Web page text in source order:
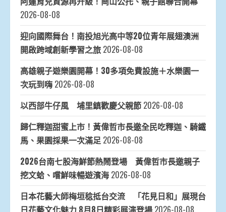
2026-08-08
迎向國際舞台！南投旭光高中等20位青年展翅澳洲
開啟跨域創新學習之旅 2026-08-08
高雄親子遊樂園開幕！30多項免費設施＋水樂園一
次玩到嗨 2026-08-08
以西部牛仔風 埔里鎮歡慶父親節 2026-08-08
歸仁釋迦甜蜜上市！黃偉哲市長邀全民吃釋迦、騎鐵
馬、果園採果一次滿足 2026-08-08
2026台南七股海鮮節熱鬧登場 黃偉哲市長邀親子
挖文蛤、嚐鮮味暢遊濱海 2026-08-08
日本花藝大師梅垣稔抵台交流 「花見日和」展現台
日花藝文化魅力 8月8日精彩展演登場 2026-08-08